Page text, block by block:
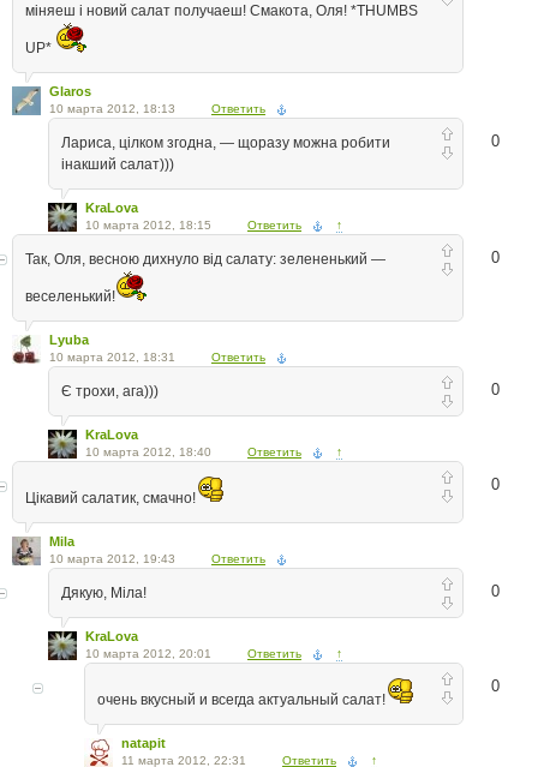
мiняеш i новий салат получаеш! Смакота, Оля! *THUMBS
UP*
Glaros
10 марта 2012, 18:13 Ответить
0
Лариса, цілком згодна, — щоразу можна робити
інакший салат)))
KraLova
10 марта 2012, 18:15 Ответить ↑
0
Так, Оля, весною дихнуло від салату: зелененький —
веселенький!
Lyuba
10 марта 2012, 18:31 Ответить
0
Є трохи, ага)))
KraLova
10 марта 2012, 18:40 Ответить ↑
0
Цікавий салатик, смачно!
Mila
10 марта 2012, 19:43 Ответить
0
Дякую, Міла!
KraLova
10 марта 2012, 20:01 Ответить ↑
0
очень вкусный и всегда актуальный салат!
natapit
11 марта 2012, 22:31 Ответить ↑